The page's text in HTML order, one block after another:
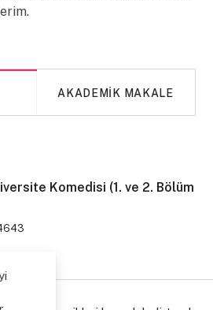
AKADEMIK MAKALE
Komedisi (1. ve 2. Bölüm